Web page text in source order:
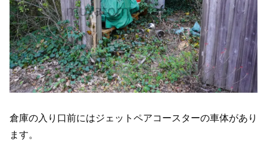
倉庫の入り口前にはジェットペアコースターの車体があり
ます。